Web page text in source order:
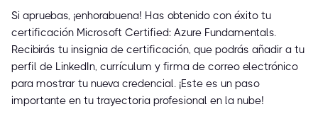
Si apruebas, ¡enhorabuena! Has obtenido con éxito tu
certificación Microsoft Certified: Azure Fundamentals.
Recibirás tu insignia de certificación, que podrás añadir a tu
perfil de LinkedIn, currículum y firma de correo electrónico
para mostrar tu nueva credencial. ¡Este es un paso
importante en tu trayectoria profesional en la nube!